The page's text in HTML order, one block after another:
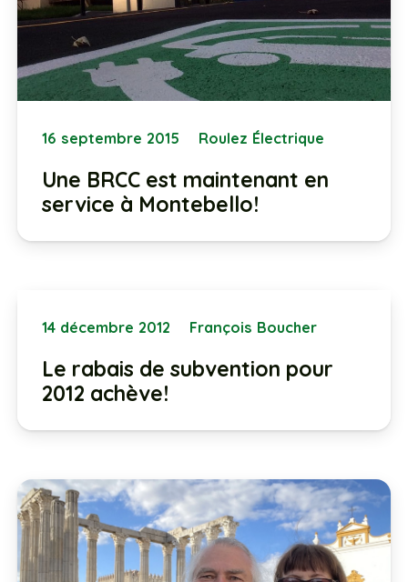
16 septembre 2015 Roulez Électrique
Une BRCC est maintenant en
service à Montebello!
14 décembre 2012 François Boucher
Le rabais de subvention pour
2012 achève!